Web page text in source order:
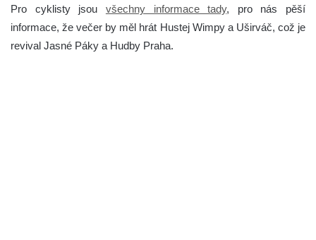
Pro cyklisty jsou všechny informace tady, pro nás pěší
informace, že večer by měl hrát Hustej Wimpy a Uširváč, což je
revival Jasné Páky a Hudby Praha.